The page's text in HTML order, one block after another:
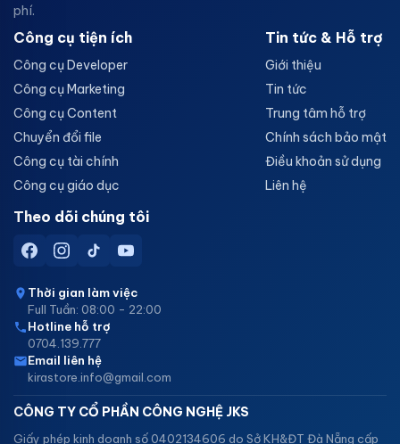
phí.
Công cụ tiện ích
Công cụ Developer
Công cụ Marketing
Công cụ Content
Chuyển đổi file
Công cụ tài chính
Công cụ giáo dục
Tin tức & Hỗ trợ
Giới thiệu
Tin tức
Trung tâm hỗ trợ
Chính sách bảo mật
Điều khoản sử dụng
Liên hệ
Theo dõi chúng tôi
Thời gian làm việc
Full Tuần: 08:00 - 22:00
Hotline hỗ trợ
0704.139.777
Email liên hệ
kirastore.info@gmail.com
CÔNG TY CỔ PHẦN CÔNG NGHỆ JKS
Giấy phép kinh doanh số 0402134606 do Sở KH&ĐT Đà Nẵng cấp